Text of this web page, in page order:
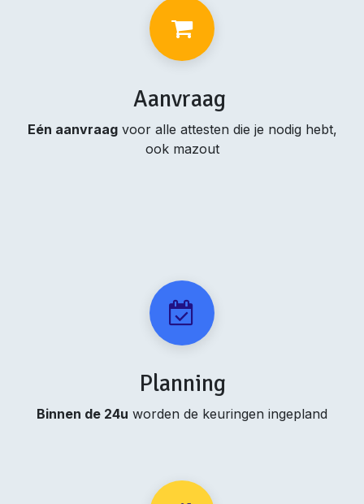
Aanvraag
Eén aanvraagvoor alle attesten die je nodig hebt,
ook mazout
Planning
Binnen de 24u worden de keuringen ingepland